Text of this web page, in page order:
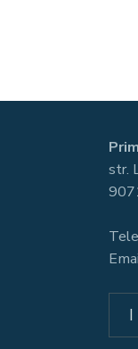
str.